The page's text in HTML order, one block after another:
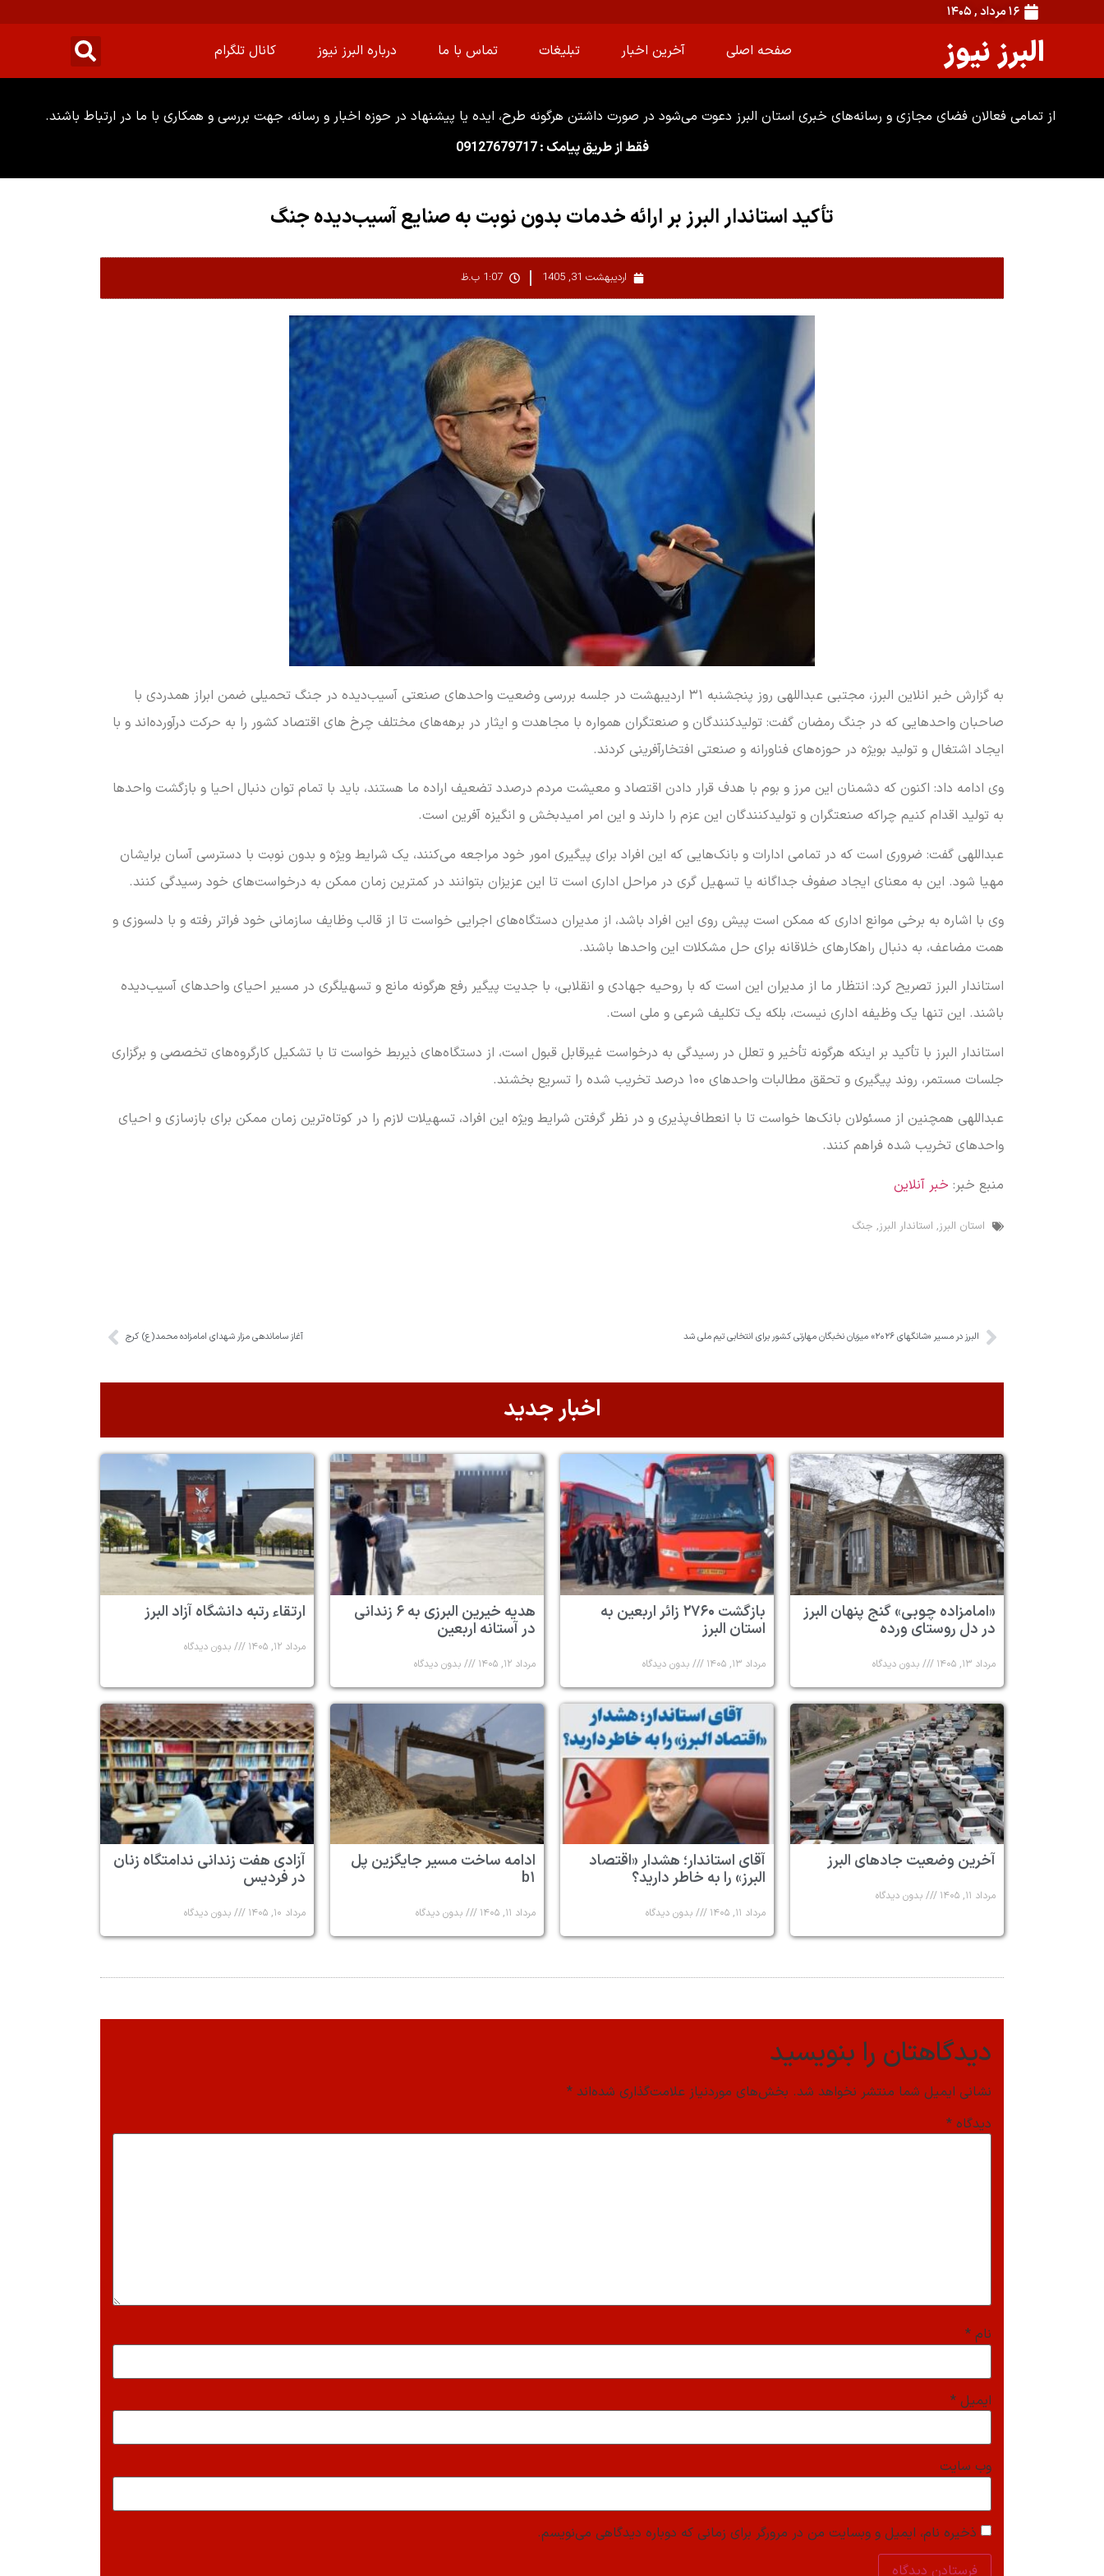
۱۶ مرداد , ۱۴۰۵
البرز نیوز صفحه اصلی آخرین اخبار تبلیغات تماس با ما درباره البرز نیوز کانال تلگرام
از تمامی فعالان فضای مجازی و رسانه‌های خبری استان البرز دعوت می‌شود در صورت داشتن هرگونه طرح، ایده یا پیشنهاد در حوزه اخبار و رسانه، جهت بررسی و همکاری با ما در ارتباط باشند.
فقط از طریق پیامک : 09127679717
تأکید استاندار البرز بر ارائه خدمات بدون نوبت به صنایع آسیب‌دیده جنگ
اردیبهشت 31, 1405 1:07 ب.ظ
به گزارش خبر انلاین البرز، مجتبی عبداللهی روز پنجشنبه ۳۱ اردیبهشت در جلسه بررسی وضعیت واحدهای صنعتی آسیب‌دیده در جنگ تحمیلی ضمن ابراز همدردی با
صاحبان واحدهایی که در جنگ رمضان گفت: تولیدکنندگان و صنعتگران همواره با مجاهدت و ایثار در برهه‌های مختلف چرخ های اقتصاد کشور را به حرکت درآورده‌اند و با
ایجاد اشتغال و تولید بویژه در حوزه‌های فناورانه و صنعتی افتخارآفرینی کردند.
وی ادامه داد: اکنون که دشمنان این مرز و بوم با هدف قرار دادن اقتصاد و معیشت مردم درصدد تضعیف اراده ما هستند، باید با تمام توان دنبال احیا و بازگشت واحدها
به تولید اقدام کنیم چراکه صنعتگران و تولیدکنندگان این عزم را دارند و این امر امیدبخش و انگیزه آفرین است.
عبداللهی گفت: ضروری است که در تمامی ادارات و بانک‌هایی که این افراد برای پیگیری امور خود مراجعه می‌کنند، یک شرایط ویژه و بدون نوبت با دسترسی آسان برایشان
مهیا شود. این به معنای ایجاد صفوف جداگانه یا تسهیل گری در مراحل اداری است تا این عزیزان بتوانند در کمترین زمان ممکن به درخواست‌های خود رسیدگی کنند.
وی با اشاره به برخی موانع اداری که ممکن است پیش روی این افراد باشد، از مدیران دستگاه‌های اجرایی خواست تا از قالب وظایف سازمانی خود فراتر رفته و با دلسوزی و
همت مضاعف، به دنبال راهکارهای خلاقانه برای حل مشکلات این واحدها باشند.
استاندار البرز تصریح کرد: انتظار ما از مدیران این است که با روحیه جهادی و انقلابی، با جدیت پیگیر رفع هرگونه مانع و تسهیلگری در مسیر احیای واحدهای آسیب‌دیده
باشند. این تنها یک وظیفه اداری نیست، بلکه یک تکلیف شرعی و ملی است.
استاندار البرز با تأکید بر اینکه هرگونه تأخیر و تعلل در رسیدگی به درخواست‌ غیرقابل قبول است، از دستگاه‌های ذیربط خواست تا با تشکیل کارگروه‌های تخصصی و برگزاری
جلسات مستمر، روند پیگیری و تحقق مطالبات واحدهای ۱۰۰ درصد تخریب شده را تسریع بخشند.
عبداللهی همچنین از مسئولان بانک‌ها خواست تا با انعطاف‌پذیری و در نظر گرفتن شرایط ویژه این افراد، تسهیلات لازم را در کوتاه‌ترین زمان ممکن برای بازسازی و احیای
واحدهای تخریب شده فراهم کنند.
منبع خبر: خبر آنلاین
استان البرز, استاندار البرز, جنگ
البرز در مسیر «شانگهای ۲۰۲۶» میزبان نخبگان مهارتی کشور برای انتخابی تیم ملی شد آغاز ساماندهی مزار شهدای امامزاده محمد(ع) کرج
اخبار جدید
«امامزاده چوبی» گنج پنهان البرز
در دل روستای ورده
مرداد ۱۳, ۱۴۰۵ بدون دیدگاه
بازگشت ۲۷۶۰ زائر اربعین به
استان البرز
مرداد ۱۳, ۱۴۰۵ بدون دیدگاه
هدیه خیرین البرزی به ۶ زندانی
در آستانه اربعین
مرداد ۱۲, ۱۴۰۵ بدون دیدگاه
ارتقاء رتبه دانشگاه آزاد البرز
مرداد ۱۲, ۱۴۰۵ بدون دیدگاه
آخرین وضعیت جادهای البرز
مرداد ۱۱, ۱۴۰۵ بدون دیدگاه
آقای استاندار؛ هشدار «اقتصاد
البرز» را به خاطر دارید؟
مرداد ۱۱, ۱۴۰۵ بدون دیدگاه
ادامه ساخت مسیر جایگزین پل
b۱
مرداد ۱۱, ۱۴۰۵ بدون دیدگاه
آزادی هفت زندانی ندامتگاه زنان
در فردیس
مرداد ۱۰, ۱۴۰۵ بدون دیدگاه
دیدگاهتان را بنویسید
نشانی ایمیل شما منتشر نخواهد شد. بخش‌های موردنیاز علامت‌گذاری شده‌اند *
دیدگاه *
نام *
ایمیل *
وب‌ سایت
ذخیره نام، ایمیل و وبسایت من در مرورگر برای زمانی که دوباره دیدگاهی می‌نویسم.